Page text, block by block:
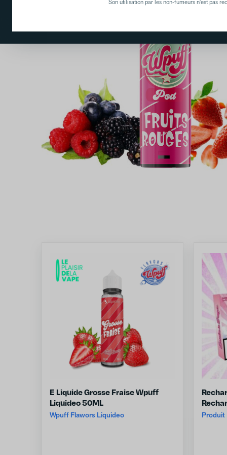
Son utilisation par les non-fumeurs n'est pas
E Liquide Grosse Fraise Wpuff
Liquideo 50ML
Wpuff Flawors Liquideo Produit